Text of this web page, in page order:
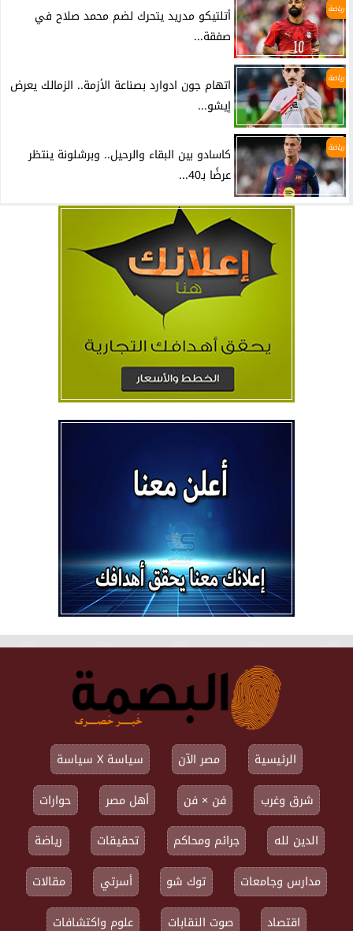
رياضة
أتلتيكو مدريد يتحرك لضم محمد صلاح في
صفقة...
رياضة
اتهام جون ادوارد بصناعة الأزمة.. الزمالك يعرض
إيشو...
رياضة
كاسادو بين البقاء والرحيل.. وبرشلونة ينتظر
عرضًا بـ40...
الرئيسية مصر الآن
سياسة X سياسة
شرق وغرب
فن × فن أهل مصر
حوارات
الدين لله
جرائم ومحاكم تحقيقات
رياضة
مدارس وجامعات
توك شو أسرتي
مقالات
اقتصاد
صوت النقابات علوم واكتشافات